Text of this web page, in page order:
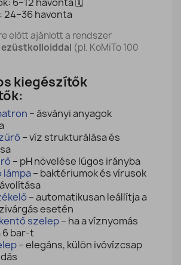
24–36 havonta
előtt ajánlott a rendszer
ezüstkolloiddal (pl. KoMiTo 100
kiegészítők
– ásványi anyagok
– víz strukturálása és
– pH növelése lúgos irányba
lámpa– baktériumok és vírusok
– automatikusan leállítja a
esetén
szelep– ha a víznyomás
6 bar-t
– elegáns, külön ivóvízcsap